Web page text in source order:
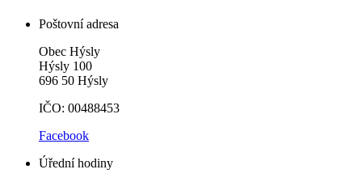
Poštovní adresa
Obec Hýsly
Hýsly 100
696 50 Hýsly
IČO: 00488453
Facebook
Úřední hodiny